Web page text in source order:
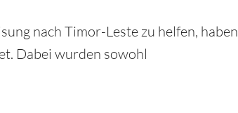
nach Timor-Leste zu helfen, haben
Dabei wurden sowohl